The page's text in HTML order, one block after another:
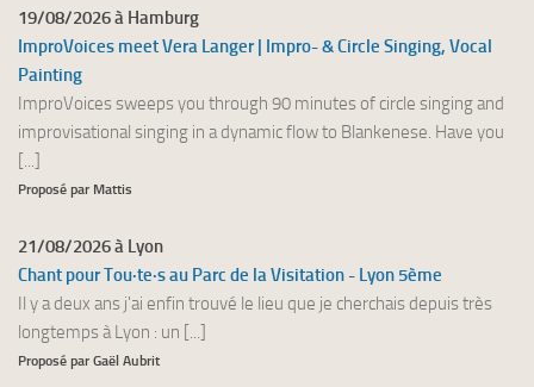
19/08/2026 à Hamburg
ImproVoices meet Vera Langer | Impro- & Circle Singing, Vocal
Painting
ImproVoices sweeps you through 90 minutes of circle singing and
improvisational singing in a dynamic flow to Blankenese. Have you
[...]
Proposé par Mattis
21/08/2026 à Lyon
Chant pour Tou·te·s au Parc de la Visitation - Lyon 5ème
Il y a deux ans j'ai enfin trouvé le lieu que je cherchais depuis très
longtemps à Lyon : un [...]
Proposé par Gaël Aubrit